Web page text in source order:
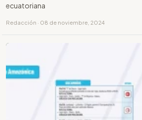
ecuatoriana
Redacción · 08 de noviembre, 2024